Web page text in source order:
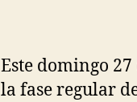
Este domingo
la fase regular